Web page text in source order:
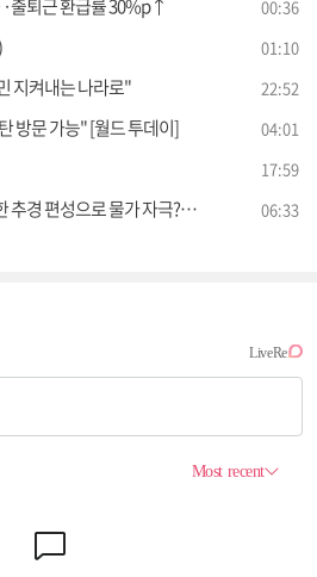
출퇴근 환급률 30%p↑ 00:36
01:10
지켜내는 나라로" 22:52
방문 가능" [월드 투데이] 04:01
17:59
물가 자극? 사실 아냐" [정책 바로보기] 06:33